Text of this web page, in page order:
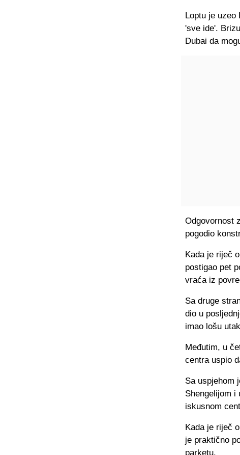
Loptu je uzeo
'sve ide'.
Dubai da
Odgovornost
pogodio
Kada je riječ
postigao pet
vraća iz
Sa druge
dio u
imao lošu
Međutim, u
centra uspio
Sa uspjehom
Shengelijom i
iskusnom
Kada je riječ
je praktično
parketu.